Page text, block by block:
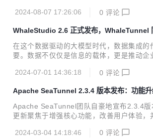
ownl...
了全面的更新，并添加了首个向量数据库
使用！ :inbox_tray: 2.3.6 版本下载：
he.org/download/ :book: Release Note：
m/apache/seatunnel/blob/2...
2024-08-07 17:26:06 0 评论
WhaleStudio 2.6 正式发布，WhaleTunnel
连接器数量再创新高！
在这个数据驱动的大模型时代，数据集成的
要。数据不仅仅是信息的载体，更是推动企
nnel随着WhaleStudio 2.6版本正式发布，
新。 上周，关于数据调度平台
《WhaleStudio 2.6重磅发布！调度模块
新78项核心功能》中已有介绍，点击链接了
el之上精心打磨...
2024-07-01 14:36:18 0 评论
Apache SeaTunnel 2.3.4 版本发布：功能升
升
Apache SeaTunnel团队自豪地宣布2.3.4版
更新聚焦于增强核心功能，改善用户体验，
心与API的修复、文档的全面优化、Catalog
2024-03-04 14:18:46 0 评论